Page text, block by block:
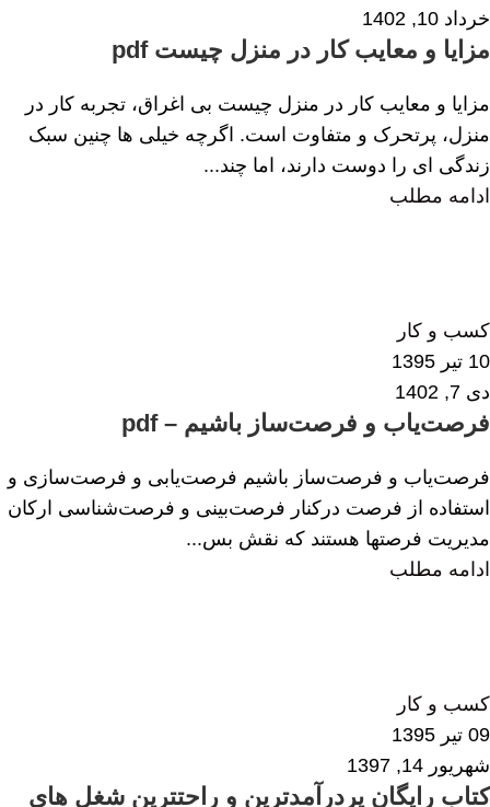
خرداد 10, 1402
مزایا و معایب کار در منزل چیست pdf
مزایا و معایب کار در منزل چیست بی اغراق، تجربه کار در
منزل، پرتحرک و متفاوت است. اگرچه خیلی ها چنین سبک
زندگی ای را دوست دارند، اما چند...
ادامه مطلب
کسب و کار
10 تیر 1395
دی 7, 1402
فرصت‌یاب و فرصت‌ساز باشیم – pdf
فرصت‌یاب و فرصت‌ساز باشیم فرصت‌یابی و فرصت‌سازی و
استفاده از فرصت در‌کنار فرصت‌بینی و فرصت‌شناسی ارکان
مدیریت فرصتها هستند که نقش بس...
ادامه مطلب
کسب و کار
09 تیر 1395
شهریور 14, 1397
کتاب رایگان پردرآمدترین و راحتترین شغل های